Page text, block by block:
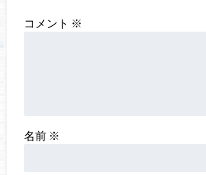
コメント ※
名前 ※